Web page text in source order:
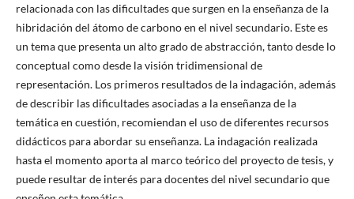
relacionada con las dificultades que surgen en la enseñanza de la
hibridación del átomo de carbono en el nivel secundario. Este es
un tema que presenta un alto grado de abstracción, tanto desde lo
conceptual como desde la visión tridimensional de
representación. Los primeros resultados de la indagación, además
de describir las dificultades asociadas a la enseñanza de la
temática en cuestión, recomiendan el uso de diferentes recursos
didácticos para abordar su enseñanza. La indagación realizada
hasta el momento aporta al marco teórico del proyecto de tesis, y
puede resultar de interés para docentes del nivel secundario que